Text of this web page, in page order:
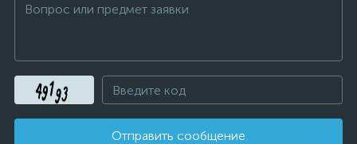
Отправить сообщение